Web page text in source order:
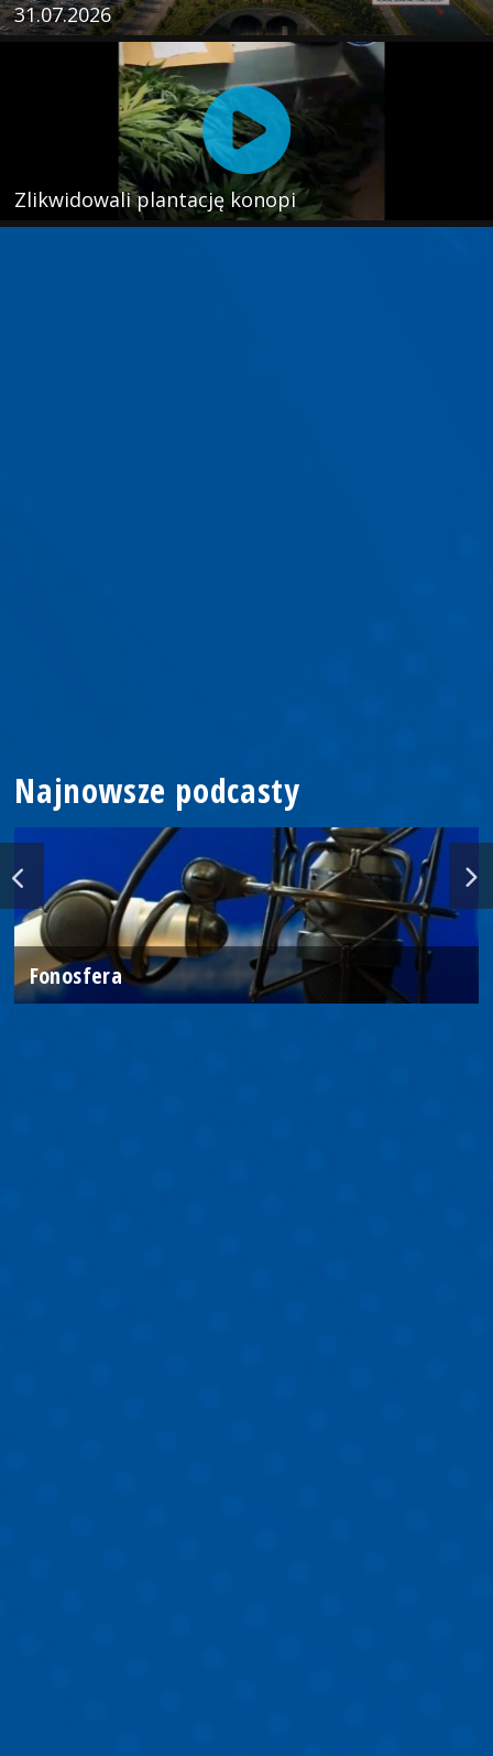
31.07.2026
Zlikwidowali plantację konopi
Najnowsze podcasty
Fonosfera